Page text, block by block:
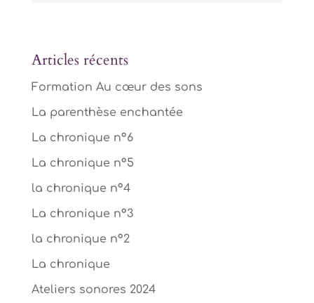
Articles récents
Formation Au cœur des sons
La parenthèse enchantée
La chronique n°6
La chronique n°5
la chronique n°4
La chronique n°3
la chronique n°2
La chronique
Ateliers sonores 2024